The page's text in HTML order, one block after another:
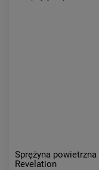
Sprężyna powietrzna
Revelation